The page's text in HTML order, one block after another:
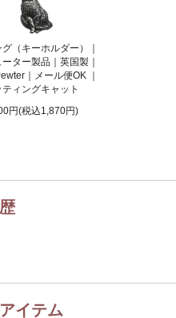
（キーホルダー）｜
ター製品｜英国製｜
｜メール便OK ｜
ティングキャット
円(税込1,870円)
イテム